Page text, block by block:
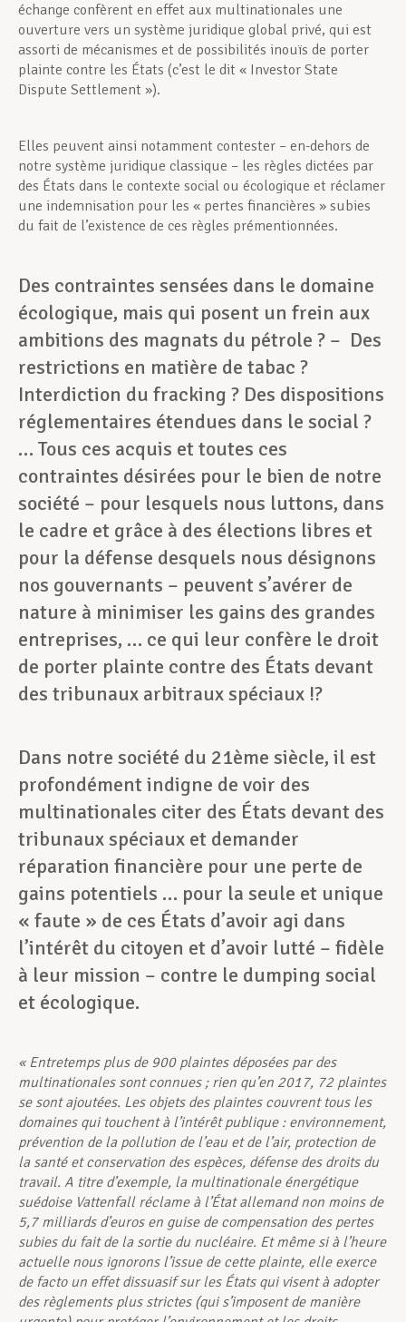
échange confèrent en effet aux multinationales une
ouverture vers un système juridique global privé, qui est
assorti de mécanismes et de possibilités inouïs de porter
plainte contre les États (c’est le dit « Investor State
Dispute Settlement »).
Elles peuvent ainsi notamment contester – en-dehors de
notre système juridique classique – les règles dictées par
des États dans le contexte social ou écologique et réclamer
une indemnisation pour les « pertes financières » subies
du fait de l’existence de ces règles prémentionnées.
Des contraintes sensées dans le domaine
écologique, mais qui posent un frein aux
ambitions des magnats du pétrole ? – Des
restrictions en matière de tabac ?
Interdiction du fracking ? Des dispositions
réglementaires étendues dans le social ?
… Tous ces acquis et toutes ces
contraintes désirées pour le bien de notre
société – pour lesquels nous luttons, dans
le cadre et grâce à des élections libres et
pour la défense desquels nous désignons
nos gouvernants – peuvent s’avérer de
nature à minimiser les gains des grandes
entreprises, … ce qui leur confère le droit
de porter plainte contre des États devant
des tribunaux arbitraux spéciaux !?
Dans notre société du 21ème siècle, il est
profondément indigne de voir des
multinationales citer des États devant des
tribunaux spéciaux et demander
réparation financière pour une perte de
gains potentiels … pour la seule et unique
« faute » de ces États d’avoir agi dans
l’intérêt du citoyen et d’avoir lutté – fidèle
à leur mission – contre le dumping social
et écologique.
« Entretemps plus de900 plaintes déposées par des
multinationales sont connues ; rien qu’en 2017, 72 plaintes
se sont ajoutées. Les objets des plaintes couvrent tous les
domaines qui touchent à l’intérêt publique : environnement,
prévention de la pollution de l’eau et de l’air, protection de
la santé et conservation des espèces, défense des droits du
travail. A titre d’exemple, la multinationale énergétique
suédoise Vattenfall réclame à l’État allemand non moins de
5,7 milliards d’euros en guise de compensation des pertes
subies du fait de la sortie du nucléaire. Et même si à l’heure
actuelle nous ignorons l’issue de cette plainte, elle exerce
de facto un effet dissuasif sur les États qui visent à adopter
des règlements plus strictes (qui s’imposent de manière